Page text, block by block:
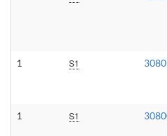
1 S1
1 S1